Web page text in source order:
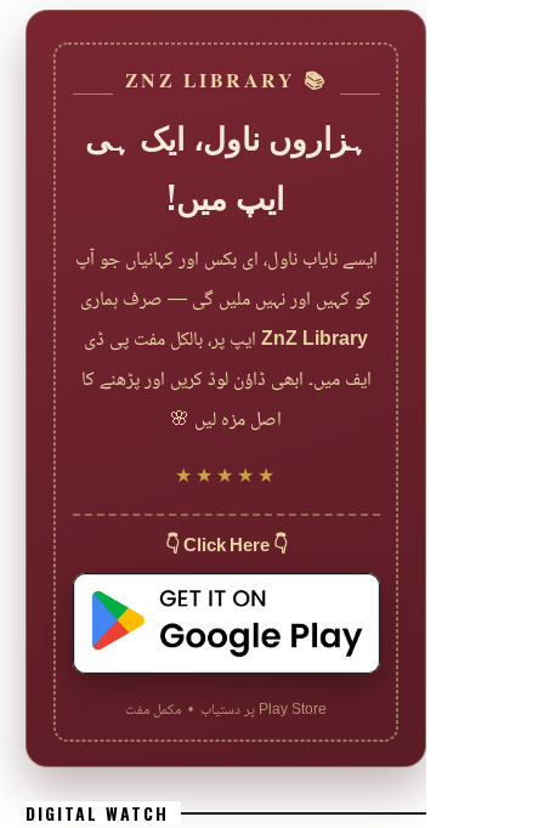
📚 ZNZ LIBRARY
ہزاروں ناول، ایک ہی
ایپ میں!
ایسے نایاب ناول، ای بکس اور کہانیاں جو آپ
کو کہیں اور نہیں ملیں گی — صرف ہماری
ZnZ Libraryایپ پر، بالکل مفت پی ڈی
ایف میں۔ ابھی ڈاؤن لوڈ کریں اور پڑھنے کا
اصل مزہ لیں 🌸
★★★★★
👇 Click Here 👇
Play Store پر دستیاب • مکمل مفت
DIGITAL WATCH